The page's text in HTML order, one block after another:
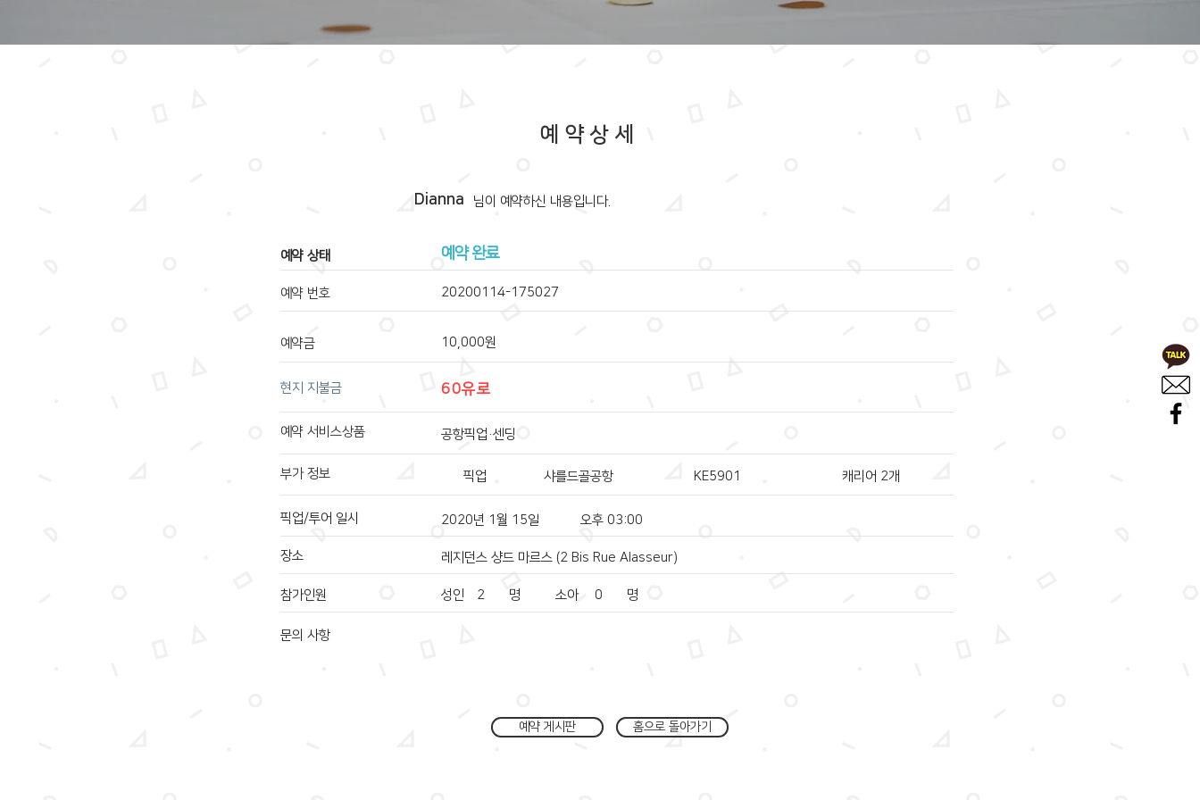
예약상세
Dianna ​님이 예약하신 내용입니다.
예약금
참가인원
문의 사항
2020년 1월 15일 오후 03:00
​예약 상태
픽업/투어 일시
60유로
​현지 지불금
예약 번호 20200114-175027
예약 서비스상품 공항픽업·센딩
픽업
부가 정보
장소
예약 완료
레지던스 샹드 마르스 (2 Bis Rue Alasseur)
성인 2 명 소아 0 명
캐리어 2개
KE5901
샤를드골공항
10,000원
예약 게시판 홈으로 돌아가기